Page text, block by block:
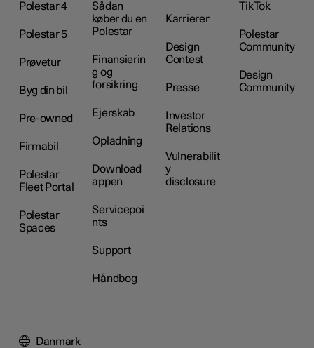
Polestar 4
Polestar 5
Prøvetur
Byg din bil
Pre-owned
Firmabil
Polestar
Fleet Portal
Polestar
Spaces
Sådan
køber du en
Polestar
Finansierin
g og
forsikring
Ejerskab
Opladning
Download
appen
Servicepoi
nts
Support
Håndbog
Karrierer
Design
Contest
Presse
Investor
Relations
Vulnerabilit
y
disclosure
TikTok
Polestar
Community
Design
Community
Danmark